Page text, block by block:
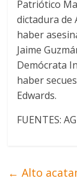
Patriótico
dictadura de
haber
Jaime
Demócrata
haber
Edwards.
FUENTES:
← Alto